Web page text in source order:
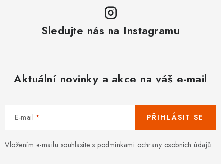
Sledujte nás na Instagramu
Aktuální novinky a akce na váš e-mail
E-mail
Vložením e-mailu souhlasíte s podmínkami ochrany osobních údajů
PŘIHLÁSIT SE